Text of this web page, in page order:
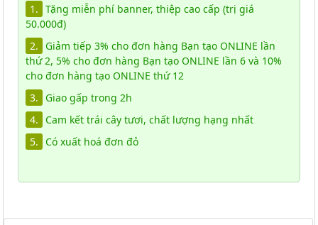
1. Tặng miễn phí banner, thiệp cao cấp (trị giá
50.000đ)
2.
Giảm tiếp 3% cho đơn hàng Bạn tạo ONLINE lần
thứ 2, 5% cho đơn hàng Bạn tạo ONLINE lần 6 và 10%
cho đơn hàng tạo ONLINE thứ 12
3.
Giao gấp trong 2h
4.
Cam kết trái cây tươi, chất lượng hạng nhất
5.
Có xuất hoá đơn đỏ